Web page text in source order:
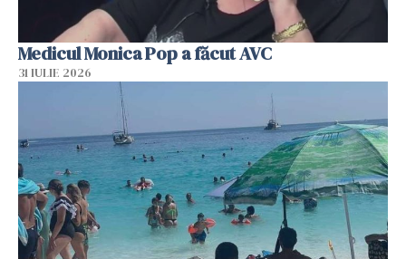
Medicul Monica Pop a făcut AVC
31 IULIE 2026